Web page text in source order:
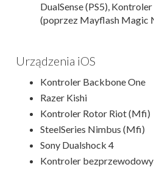
DualSense (PS5),
(poprzez Mayflash Magic
Urządzenia iOS
Kontroler Backbone One
Razer Kishi
Kontroler Rotor Riot (Mfi)
SteelSeries Nimbus (Mfi)
Sony Dualshock 4
Kontroler bezprzewodowy